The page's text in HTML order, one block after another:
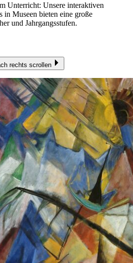
Unterricht: Unsere interaktiven
in Museen bieten eine große
und Jahrgangsstufen.
rechts scrollen